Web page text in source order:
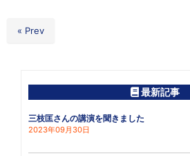
« Prev
最新記事
三枝匡さんの講演を聞きました
2023年09月30日